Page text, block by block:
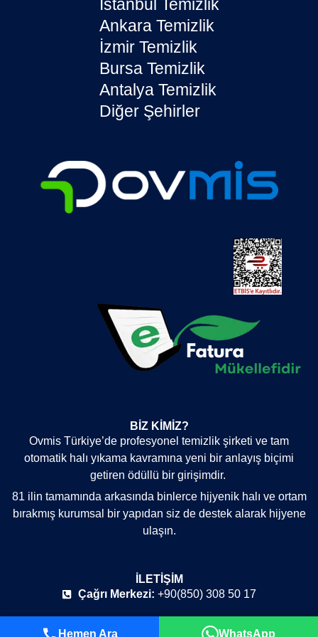
İstanbul Temizlik
Ankara Temizlik
İzmir Temizlik
Bursa Temizlik
Antalya Temizlik
Diğer Şehirler
BIZ KIMIZ?
Ovmis Türkiye’de profesyonel temizlik şirketi ve tam
otomatik halı yıkama kavramına yeni bir anlayış biçimi
getiren ödüllü bir girişimdir.
81 ilin tamamında arkasında binlerce hijyenik halı ve ortam
bırakmış kurumsal bir yapıdan siz de destek alarak hijyene
ulaşın.
Hemen Ara WhatsApp
İLETIŞIM
Çağrı Merkezi: +90(850) 308 50 17
info@ovmis.com